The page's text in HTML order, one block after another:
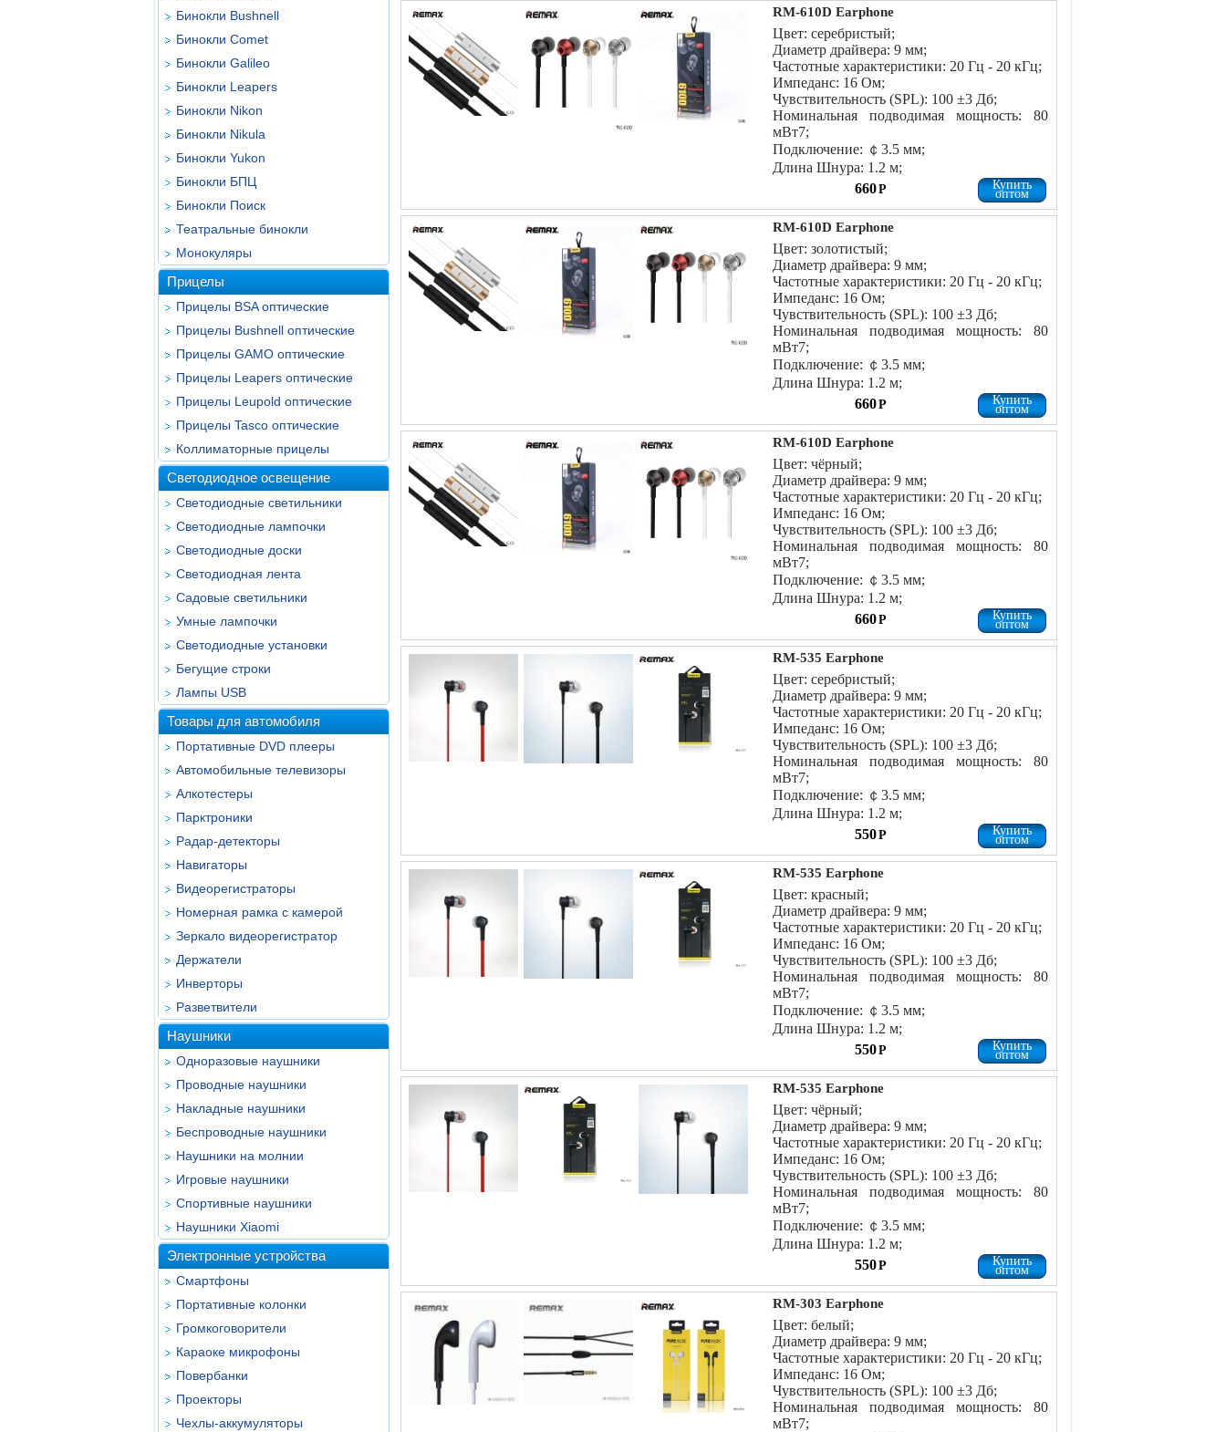
Бинокли Bushnell
Бинокли Comet
Бинокли Galileo
Бинокли Leapers
Бинокли Nikon
Бинокли Nikula
Бинокли Yukon
Бинокли БПЦ
Бинокли Поиск
Театральные бинокли
Монокуляры
Прицелы
Прицелы BSA оптические
Прицелы Bushnell оптические
Прицелы GAMO оптические
Прицелы Leapers оптические
Прицелы Leupold оптические
Прицелы Tasco оптические
Коллиматорные прицелы
Светодиодное освещение
Светодиодные светильники
Светодиодные лампочки
Светодиодные доски
Светодиодная лента
Садовые светильники
Умные лампочки
Светодиодные установки
Бегущие строки
Лампы USB
Товары для автомобиля
Портативные DVD плееры
Автомобильные телевизоры
Алкотестеры
Парктроники
Радар-детекторы
Навигаторы
Видеорегистраторы
Номерная рамка с камерой
Зеркало видеорегистратор
Держатели
Инверторы
Разветвители
Наушники
Одноразовые наушники
Проводные наушники
Накладные наушники
Беспроводные наушники
Наушники на молнии
Игровые наушники
Спортивные наушники
Наушники Xiaomi
Электронные устройства
Смартфоны
Портативные колонки
Громкоговорители
Караоке микрофоны
Повербанки
Проекторы
Чехлы-аккумуляторы
RM-610D Earphone
Цвет: серебристый;
Диаметр драйвера: 9 мм;
Частотные характеристики: 20 Гц - 20 кГц;
Импеданс: 16 Ом;
Чувствительность (SPL): 100 ±3 Дб;
Номинальная подводимая мощность: 80
мВт7;
Подключение: ￠3.5 мм;
Длина Шнура: 1.2 м;
660Р Купить
оптом
RM-610D Earphone
Цвет: золотистый;
Диаметр драйвера: 9 мм;
Частотные характеристики: 20 Гц - 20 кГц;
Импеданс: 16 Ом;
Чувствительность (SPL): 100 ±3 Дб;
Номинальная подводимая мощность: 80
мВт7;
Подключение: ￠3.5 мм;
Длина Шнура: 1.2 м;
660Р Купить
оптом
RM-610D Earphone
Цвет: чёрный;
Диаметр драйвера: 9 мм;
Частотные характеристики: 20 Гц - 20 кГц;
Импеданс: 16 Ом;
Чувствительность (SPL): 100 ±3 Дб;
Номинальная подводимая мощность: 80
мВт7;
Подключение: ￠3.5 мм;
Длина Шнура: 1.2 м;
660Р Купить
оптом
RM-535 Earphone
Цвет: серебристый;
Диаметр драйвера: 9 мм;
Частотные характеристики: 20 Гц - 20 кГц;
Импеданс: 16 Ом;
Чувствительность (SPL): 100 ±3 Дб;
Номинальная подводимая мощность: 80
мВт7;
Подключение: ￠3.5 мм;
Длина Шнура: 1.2 м;
550Р Купить
оптом
RM-535 Earphone
Цвет: красный;
Диаметр драйвера: 9 мм;
Частотные характеристики: 20 Гц - 20 кГц;
Импеданс: 16 Ом;
Чувствительность (SPL): 100 ±3 Дб;
Номинальная подводимая мощность: 80
мВт7;
Подключение: ￠3.5 мм;
Длина Шнура: 1.2 м;
550Р Купить
оптом
RM-535 Earphone
Цвет: чёрный;
Диаметр драйвера: 9 мм;
Частотные характеристики: 20 Гц - 20 кГц;
Импеданс: 16 Ом;
Чувствительность (SPL): 100 ±3 Дб;
Номинальная подводимая мощность: 80
мВт7;
Подключение: ￠3.5 мм;
Длина Шнура: 1.2 м;
550Р Купить
оптом
RM-303 Earphone
Цвет: белый;
Диаметр драйвера: 9 мм;
Частотные характеристики: 20 Гц - 20 кГц;
Импеданс: 16 Ом;
Чувствительность (SPL): 100 ±3 Дб;
Номинальная подводимая мощность: 80
мВт7;